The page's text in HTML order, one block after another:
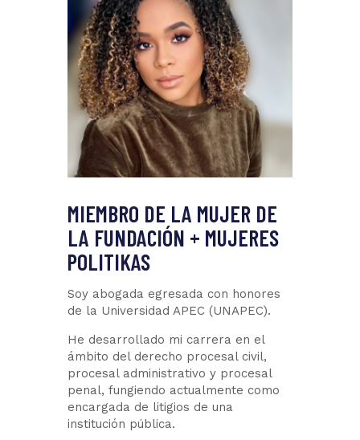
MIEMBRO DE LA MUJER DE
LA FUNDACIÓN + MUJERES
POLITIKAS
Soy abogada egresada con honores
de la Universidad APEC (UNAPEC).
He desarrollado mi carrera en el
ámbito del derecho procesal civil,
procesal administrativo y procesal
penal, fungiendo actualmente como
encargada de litigios de una
institución pública.